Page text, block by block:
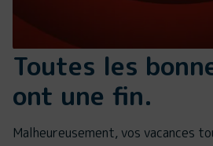
Toutes les
ont une fin.
Malheureusement, vos vacances